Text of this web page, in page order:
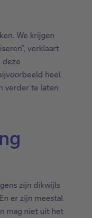
We krijgen
verklaart
deze
heel
verder te laten
zijn dikwijls
er zijn meestal
mag niet uit het